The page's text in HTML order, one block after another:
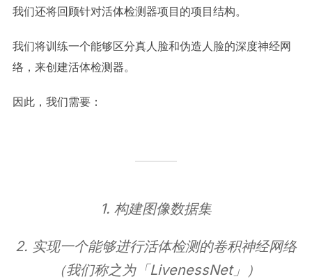
我们还将回顾针对活体检测器项目的项目结构。
我们将训练一个能够区分真人脸和伪造人脸的深度神经网
络，来创建活体检测器。
因此，我们需要：
1. 构建图像数据集
2. 实现一个能够进行活体检测的卷积神经网络
（我们称之为「LivenessNet」）